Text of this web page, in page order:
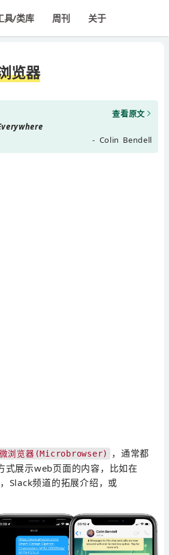
具/类库 周刊 关于
览器
查看原文
- Colin Bendell
微浏览器(Microbrowser)
，通常都
式展示web页面的内容，比如在
Slack频道的拓展介绍，或